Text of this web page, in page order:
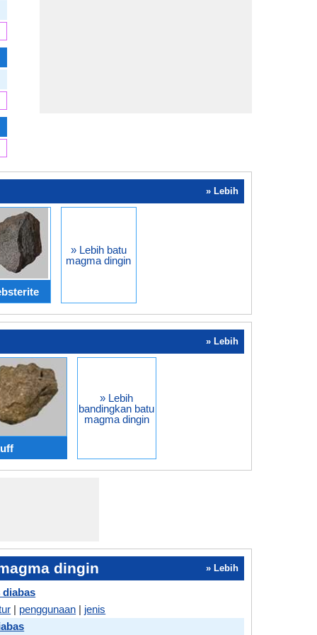
» Lebih
» Lebih batu
magma dingin
» Lebih
» Lebih
bandingkan batu
magma dingin
dingin » Lebih
diabas
| penggunaan | jenis